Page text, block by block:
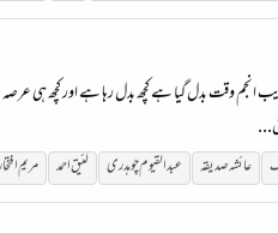
انجم وقت بدل گیا ہے کچھ بدل رہا ہے اور کچھ
عائشہ صدیقہ عبدالقیومچوہدری لئیق احمد مریم